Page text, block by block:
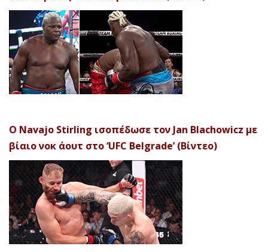
Ο Navajo Stirling ισοπέδωσε τον Jan Blachowicz με
βίαιο νοκ άουτ στο ‘UFC Belgrade’ (Βίντεο)